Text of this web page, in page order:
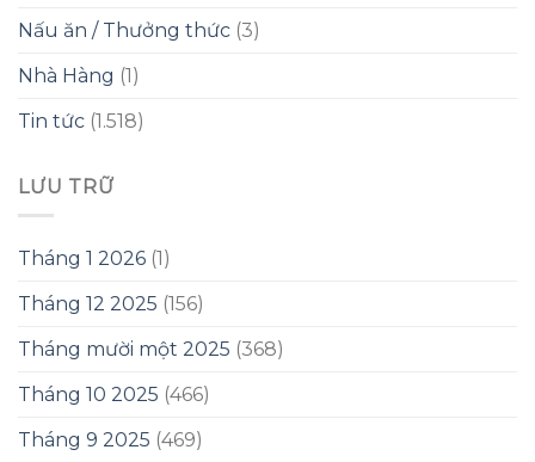
Nấu ăn / Thưởng thức (3)
Nhà Hàng (1)
Tin tức (1.518)
LƯU TRỮ
Tháng 1 2026 (1)
Tháng 12 2025 (156)
Tháng mười một 2025 (368)
Tháng 10 2025 (466)
Tháng 9 2025 (469)